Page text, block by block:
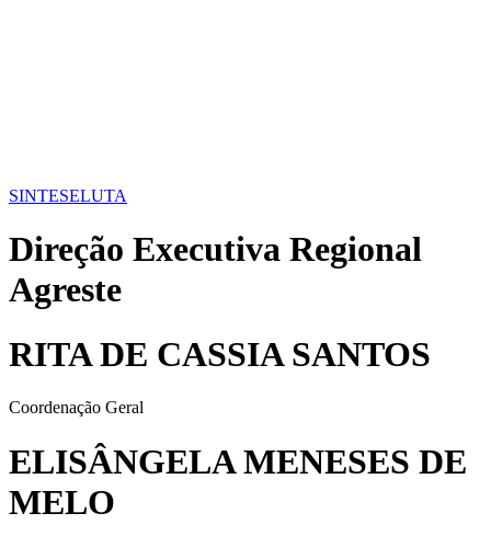
SINTESELUTA
Direção Executiva Regional
Agreste
RITA DE CASSIA SANTOS
Coordenação Geral
ELISÂNGELA MENESES DE
MELO